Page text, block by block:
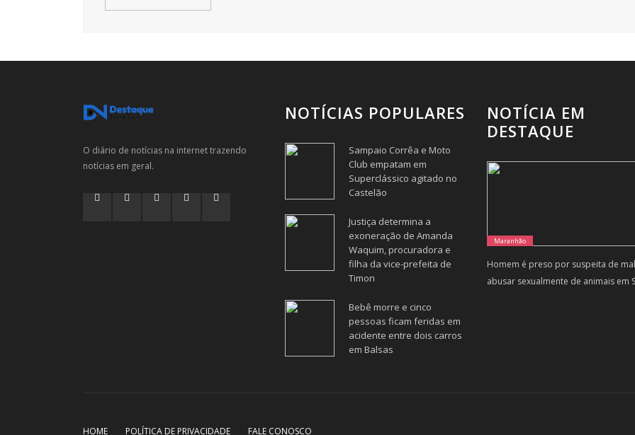
O diário de notícias na internet trazendo
notícias em geral.
NOTÍCIAS POPULARES
Sampaio Corrêa e Moto
Club empatam em
Superclássico agitado no
Castelão
Justiça determina a
exoneração de Amanda
Waquim, procuradora e
filha da vice-prefeita de
Timon
Bebê morre e cinco
pessoas ficam feridas em
acidente entre dois carros
em Balsas
NOTÍCIA EM
DESTAQUE
Maranhão
Homem é preso por suspeita de
abusar sexualmente de animais em
HOME POLÍTICA DE PRIVACIDADE FALE CONOSCO